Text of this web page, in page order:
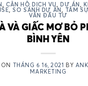
,CĂN HỘ DỊCH VỤ ,DỰ ÁN
,SO SÁNH DỰ ÁN TÂM
VẤN ĐẦU TƯ
VÀ GIẤC MƠ BỎ
BÌNH YÊN
THÁNG 6 16, 2021 BY
MARKETING